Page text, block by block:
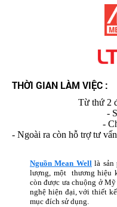
THỜI GIAN LÀM VIỆC :
Từ thứ 2
-
-
- Ngoài ra còn hỗ trợ tư
Nguồn Mean Welllà sản
lượng, một thương hiệu
còn được ưa chuộng ở
nghệ hiện đại, với thiết
mục đích sử dụng.